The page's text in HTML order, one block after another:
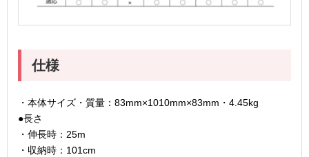
仕様
・本体サイズ・質量：83mm×1010mm×83mm・4.45kg
●長さ
・伸長時：25m
・収納時：101cm